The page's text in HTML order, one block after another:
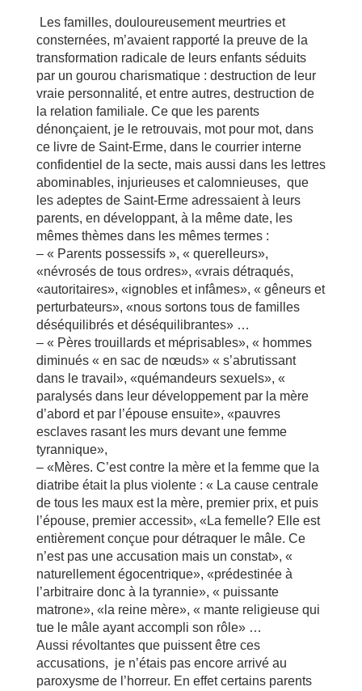
Les familles, douloureusement meurtries et
consternées, m’avaient rapporté la preuve de la
transformation radicale de leurs enfants séduits
par un gourou charismatique : destruction de leur
vraie personnalité, et entre autres, destruction de
la relation familiale. Ce que les parents
dénonçaient, je le retrouvais, mot pour mot, dans
ce livre de Saint-Erme, dans le courrier interne
confidentiel de la secte, mais aussi dans les lettres
abominables, injurieuses et calomnieuses, que
les adeptes de Saint-Erme adressaient à leurs
parents, en développant, à la même date, les
mêmes thèmes dans les mêmes termes :
– « Parents possessifs », « querelleurs»,
«névrosés de tous ordres», «vrais détraqués,
«autoritaires», «ignobles et infâmes», « gêneurs et
perturbateurs», «nous sortons tous de familles
déséquilibrés et déséquilibrantes» …
– « Pères trouillards et méprisables», « hommes
diminués « en sac de nœuds» « s’abrutissant
dans le travail», «quémandeurs sexuels», «
paralysés dans leur développement par la mère
d’abord et par l’épouse ensuite», «pauvres
esclaves rasant les murs devant une femme
tyrannique»,
– «Mères. C’est contre la mère et la femme que la
diatribe était la plus violente : « La cause centrale
de tous les maux est la mère, premier prix, et puis
l’épouse, premier accessit», «La femelle? Elle est
entièrement conçue pour détraquer le mâle. Ce
n’est pas une accusation mais un constat», «
naturellement égocentrique», «prédestinée à
l’arbitraire donc à la tyrannie», « puissante
matrone», «la reine mère», « mante religieuse qui
tue le mâle ayant accompli son rôle» …
Aussi révoltantes que puissent être ces
accusations, je n’étais pas encore arrivé au
paroxysme de l’horreur. En effet certains parents